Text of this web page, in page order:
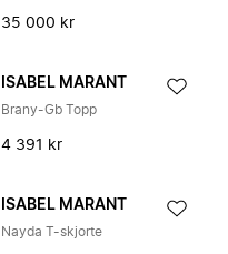
35 000 kr
ISABEL MARANT
Brany-Gb Topp
4 391 kr
ISABEL MARANT
Nayda T-skjorte